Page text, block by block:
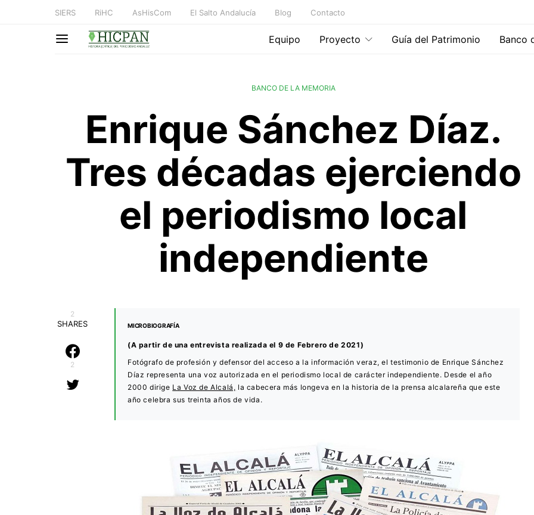
SIERS RiHC AsHisCom El Salto Andalucía Blog Contacto
Equipo Proyecto Guía del Patrimonio Banco
BANCO DE LA MEMORIA
Enrique Sánchez Díaz.
Tres décadas ejerciendo
el periodismo local
independiente
2
SHARES
2
MICROBIOGRAFÍA
(A partir de una entrevista realizada el 9 de Febrero de 2021)
Fotógrafo de profesión y defensor del acceso a la información veraz, el testimonio de Enrique Sánchez
Díaz representa una voz autorizada en el periodismo local de carácter independiente. Desde el año
2000 dirige La Voz de Alcalá, la cabecera más longeva en la historia de la prensa alcalareña que este
año celebra sus treinta años de vida.